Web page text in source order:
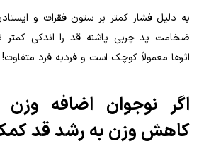
به دلیل فشار کمتر بر ستون فقرات و
ضخامت پد چربی پاشنه قد را اندکی
اثرها معمولاً کوچک است و فردبه فرد متفاوت!
اگر نوجوان اضافه وزن
کاهش وزن به رشد قد